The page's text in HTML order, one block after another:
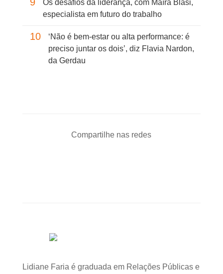
Os desafios da liderança, com Maíra Blasi,
especialista em futuro do trabalho
10
‘Não é bem-estar ou alta performance: é
preciso juntar os dois’, diz Flavia Nardon,
da Gerdau
Compartilhe nas redes
Lidiane Faria é graduada em Relações Públicas e